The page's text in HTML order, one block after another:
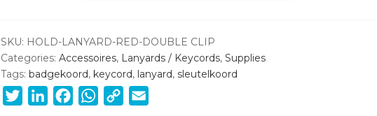
clips,
zonder
veiligheidssluiting
(100
stuks)
SKU: HOLD-LANYARD-RED-DOUBLE CLIP
Categories: Accessoires, Lanyards / Keycords, Supplies
Tags: badgekoord, keycord, lanyard, sleutelkoord
TwitterLinkedInFacebookWhatsApp
Copy